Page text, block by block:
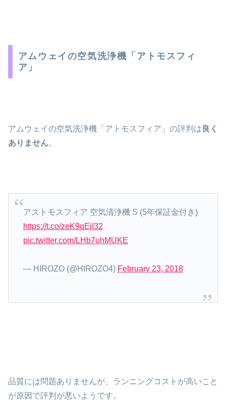
アムウェイの空気洗浄機「アトモスフィ
ア」
アムウェイの空気洗浄機「アトモスフィア」の評判は 良く
ありません。
アストモスフィア 空気清浄機 S (5年保証金付き)
https://t.co/zeK9qEjI32
pic.twitter.com/LHb7uhMUKE
— HIROZO (@HIROZO4) February 23, 2018
品質には問題ありませんが、ランニングコストが高いこと
が原因で評判が悪いようです。